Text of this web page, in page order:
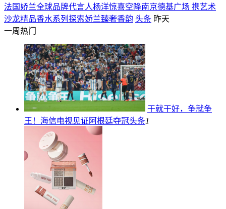
法国娇兰全球品牌代言人杨洋惊喜空降南京德基广场 携艺术
沙龙精品香水系列探索娇兰臻奢香韵 头条 昨天
一周热门
干就干好，争就争
王！海信电视见证阿根廷夺冠头条1